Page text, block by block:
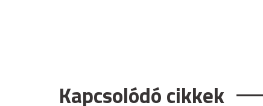
Kapcsolódó cikkek